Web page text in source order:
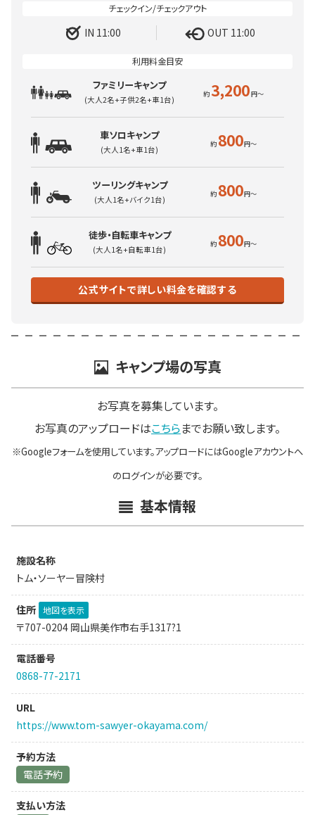
IN 11:00 OUT 11:00
ファミリーキャンプ
(大人2名+子供2名+車1台) 3,200
車ソロキャンプ
(大人1名+車1台) 800
ツーリングキャンプ
(大人1名+バイク1台) 800
徒歩・自転車キャンプ
(大人1名+自転車1台) 800
公式サイトで詳しい料金を確認する
キャンプ場の写真
お写真を募集しています。
お写真のアップロードはこちらまでお願い致します。
※Googleフォームを使用しています。アップロードにはGoogleアカウントへ
のログインが必要です。
基本情報
施設名称
トム・ソーヤー冒険村
住所 地図を表示
〒707-0204 岡山県美作市右手1317?1
電話番号
0868-77-2171
URL
https://www.tom-sawyer-okayama.com/
予約方法
電話予約
支払い方法